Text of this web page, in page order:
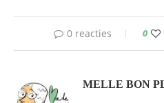
0 reacties 0
MELLE BON